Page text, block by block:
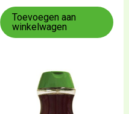
uit
5
Toevoegen aan
winkelwagen